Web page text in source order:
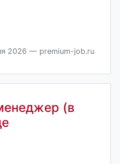
2026 — premium-job.ru
(в